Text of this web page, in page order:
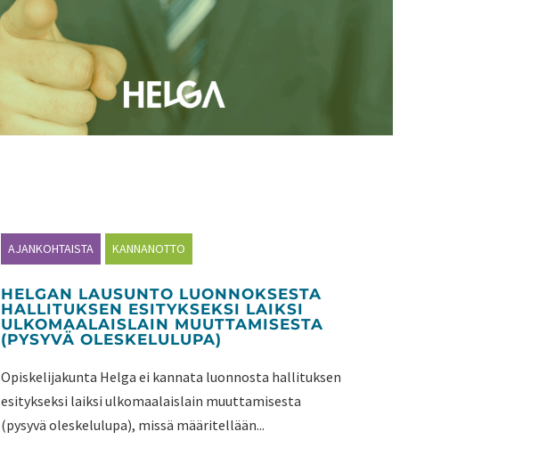
AJANKOHTAISTA KANNANOTTO
HELGAN LAUSUNTO LUONNOKSESTA
HALLITUKSEN ESITYKSEKSI LAIKSI
ULKOMAALAISLAIN MUUTTAMISESTA
(PYSYVÄ OLESKELULUPA)
Opiskelijakunta Helga ei kannata luonnosta hallituksen
esitykseksi laiksi ulkomaalaislain muuttamisesta
(pysyvä oleskelulupa), missä määritellään...